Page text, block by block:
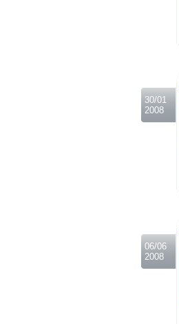
30/01
2008
06/06
2008